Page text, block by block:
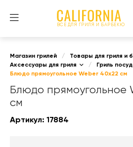
ВСЕ ДЛЯ ГРИЛЯ И БАРБЕКЮ
Магазин грилей / Товары для гриля и
Аксессуары для гриля
/ Гриль
Блюдо прямоугольное Weber 40х22 см
Блюдо прямоугольное
см
Артикул: 17884